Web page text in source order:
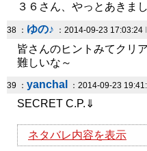
３６さん、やっとあきま
38 ： ゆの♪ ：2014-09-23 17:03:24
皆さんのヒントみてクリア
難しいな～
39 ： yanchal ：2014-09-23
SECRET C.P.⇓
ネタバレ内容を表示